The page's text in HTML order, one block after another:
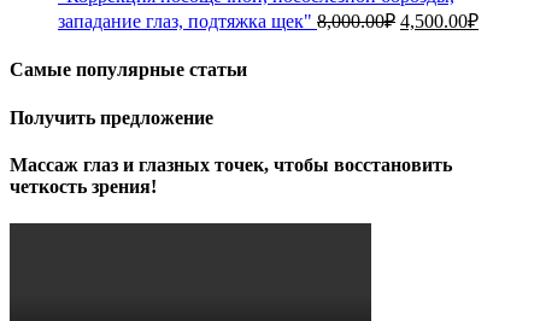
западание глаз, подтяжка щек" 8,000.00₽ Первоначальная
4,500.00₽
Самые популярные статьи
Получить предложение
Массаж глаз и глазных точек, чтобы восстановить
четкость зрения!